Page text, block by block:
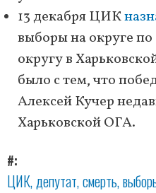
13 декабря ЦИК
выборы на округе
округу в
было с тем, что
Алексей Кучер
Харьковской ОГА.
#
ЦИК депутат смерть